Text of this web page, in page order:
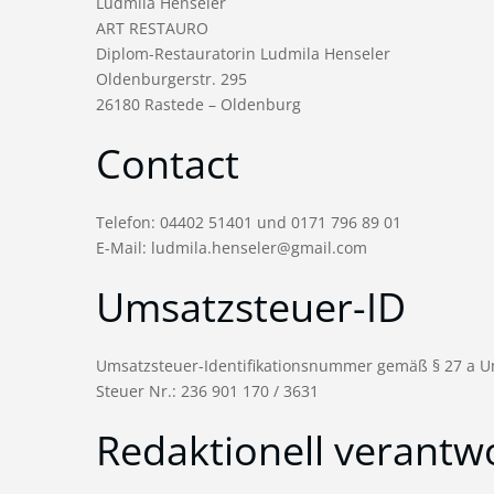
ART RESTAURO
Diplom-Restauratorin Ludmila Henseler
Oldenburgerstr. 295
26180 Rastede – Oldenburg
Contact
Telefon: 04402 51401 und 0171 796 89 01
E-Mail: ludmila.henseler@gmail.com
Umsatzsteuer-ID
Umsatzsteuer-Identifikationsnummer gemäß § 27 a
Steuer Nr.: 236 901 170 / 3631
Redaktionell